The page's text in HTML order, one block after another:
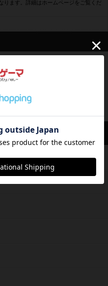
ります。詳細はホームページをご覧くだ
ていません。